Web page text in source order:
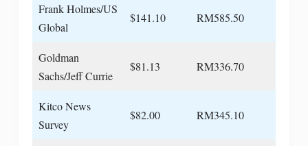
Frank Holmes/US
Global
$141.10 RM585.50
Goldman
Sachs/Jeff Currie
$81.13 RM336.70
Kitco News
Survey
$82.00 RM345.10